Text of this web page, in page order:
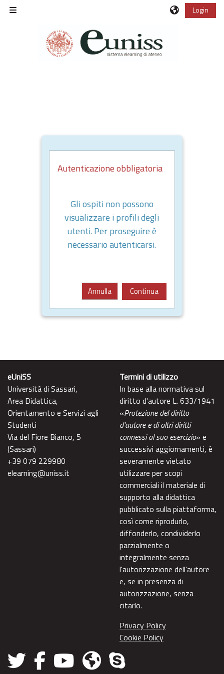
Vai al contenuto principale
Login
Autenticazione obbligatoria
Gli ospiti non possono
visualizzare i profili degli
utenti. Per proseguire è
necessario autenticarsi.
Annulla Continua
eUniSS
Università di Sassari,
Area Didattica,
Orientamento e Servizi agli
Studenti
Via del Fiore Bianco, 5
(Sassari)
+39 079 229980
elearning@uniss.it
Termini di utilizzo
In base alla normativa sul
diritto d'autore L. 633/1941
«Protezione del diritto
d'autore e di altri diritti
connessi al suo esercizio» e
successivi aggiornamenti, è
severamente vietato
utilizzare per scopi
commerciali il materiale di
supporto alla didattica
pubblicato sulla piattaforma,
così come riprodurlo,
diffonderlo, condividerlo
parzialmente o
integralmente senza
l'autorizzazione dell'autore
e, se in presenza di
autorizzazione, senza
citarlo.
Privacy Policy
Cookie Policy